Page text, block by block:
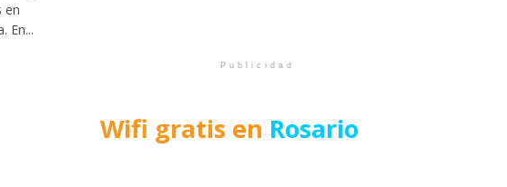
en
En...
Publicidad
Wifi gratis en Rosario